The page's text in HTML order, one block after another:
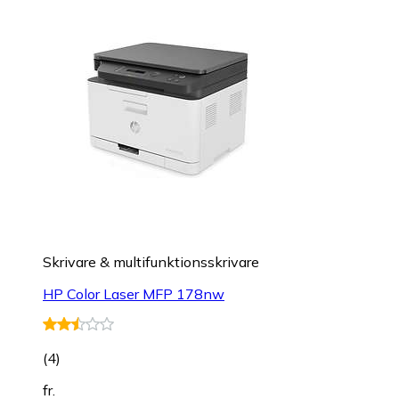
Skrivare & multifunktionsskrivare
HP Color Laser MFP 178nw
(4)
fr.